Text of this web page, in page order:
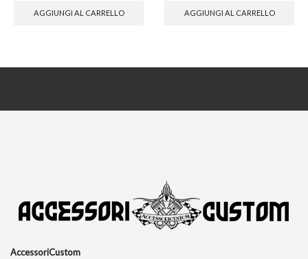
AGGIUNGI AL CARRELLO AGGIUNGI AL CARRELLO
AccessoriCustom